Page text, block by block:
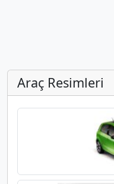
Araç Resimleri